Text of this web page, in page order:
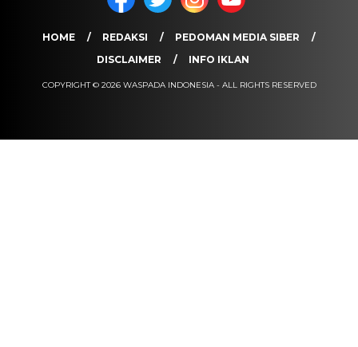
HOME REDAKSI
PEDOMAN MEDIA SIBER
DISCLAIMER
INFO IKLAN
COPYRIGHT © 2026 WASPADA INDONESIA - ALL RIGHTS RESERVED